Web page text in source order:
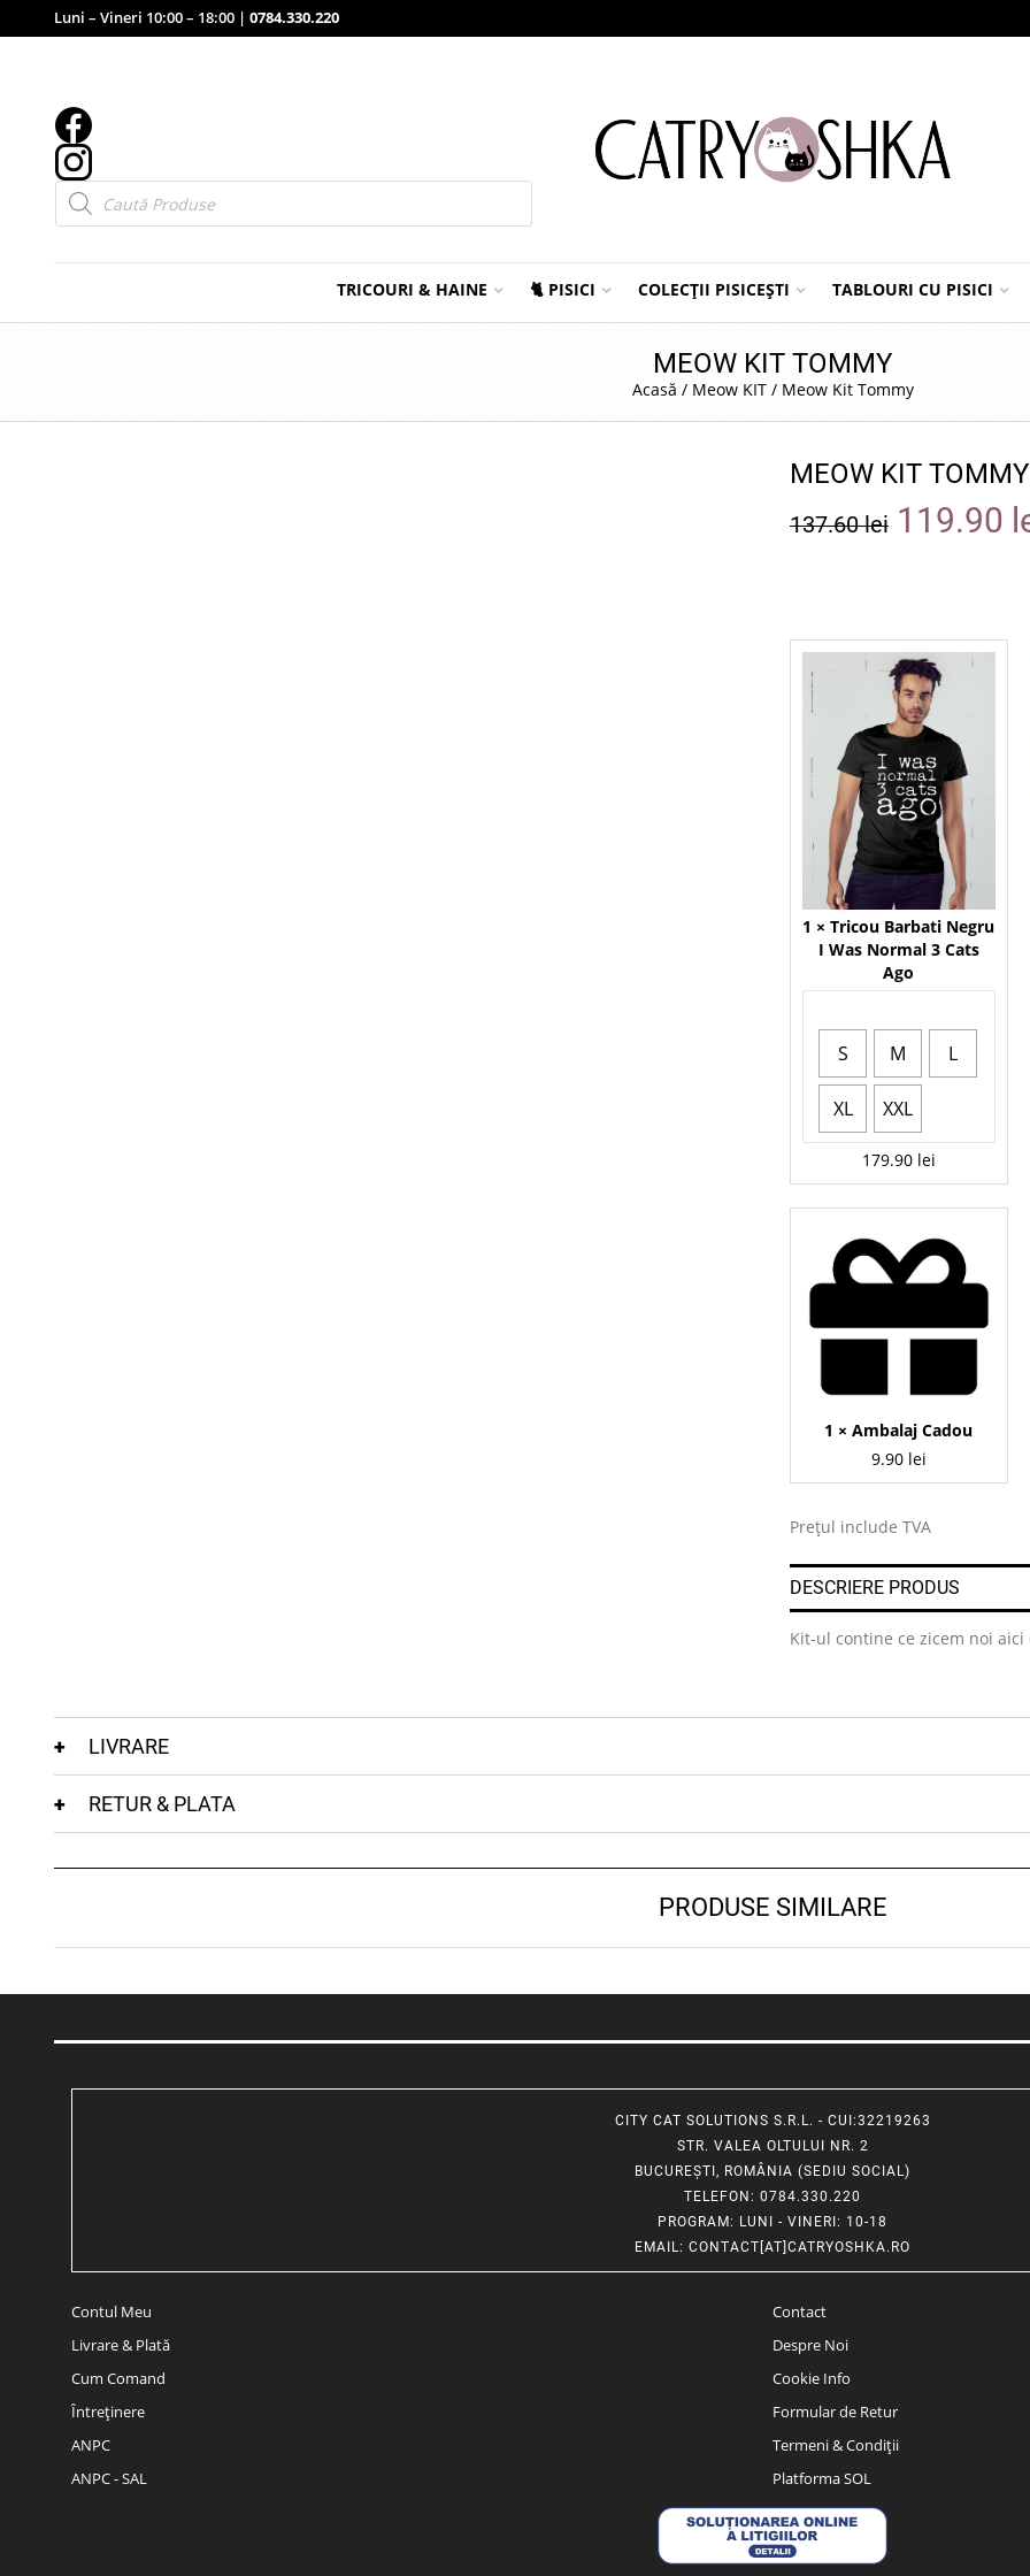
Luni – Vineri 10:00 – 18:00 | 0784.330.220
Products
search
TRICOURI & HAINE 🐈 PISICI COLECȚII PISICEȘTI TABLOURI CU PISICI
MEOW KIT TOMMY
Acasă / Meow KIT/ Meow Kit Tommy
MEOW KIT TOMMY
137.60lei 119.90
1 ×Tricou Barbati Negru
I Was Normal 3 Cats
Ago
S M L
XL XXL
179.90 lei
1 ×Ambalaj Cadou
9.90 lei
Prețul include TVA
DESCRIERE PRODUS
Kit-ul contine ce zicem noi aici
LIVRARE
RETUR & PLATA
PRODUSE SIMILARE
CITY CAT SOLUTIONS S.R.L. - CUI:32219263
STR. VALEA OLTULUI NR. 2
BUCUREȘTI, ROMÂNIA (SEDIU SOCIAL)
TELEFON : 0784.330.220
PROGRAM: LUNI - VINERI: 10-18
EMAIL : CONTACT[AT]CATRYOSHKA.RO
Contul Meu
Livrare & Plată
Cum Comand
Întreținere
ANPC
ANPC - SAL
Contact
Despre Noi
Cookie Info
Formular de Retur
Termeni & Condiții
Platforma SOL